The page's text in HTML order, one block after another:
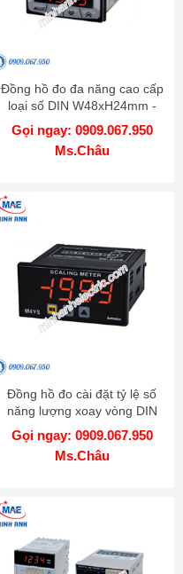
Đồng hồ đo đa năng cao cấp
loại số DIN W48xH24mm -
Model MT4N
Gọi ngay: 0909.067.950
Ms.Châu
Đồng hồ đo cài đặt tỷ lệ số
năng lượng xoay vòng DIN
W72xH36mm - Model M4YS
Gọi ngay: 0909.067.950
Ms.Châu